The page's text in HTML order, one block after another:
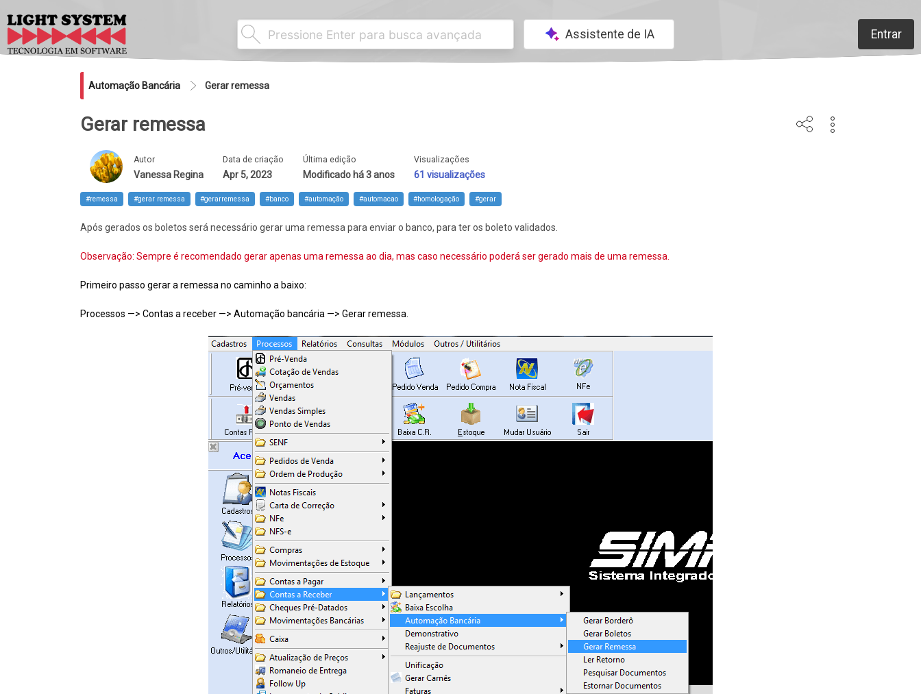
Assistente de IA Entrar
Automação Bancária Gerar remessa
Gerar remessa
Autor
Vanessa Regina
Data de criação
Apr 5, 2023
Última edição
Modificado há 3 anos
Visualizações
61 visualizações
#remessa #gerar remessa #gerarremessa #banco #automação #automacao #homologação #gerar
Após gerados os boletos será necessário gerar uma remessa para enviar o banco, para ter os boleto validados.
Observação: Sempre é recomendado gerar apenas uma remessa ao dia, mas caso necessário poderá ser gerado mais de uma remessa.
Primeiro passo gerar a remessa no caminho a baixo:
Processos —> Contas a receber —> Automação bancária —> Gerar remessa.